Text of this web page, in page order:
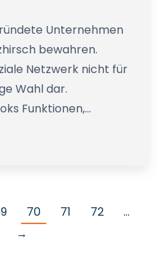
Unternehmen
bewahren.
Netzwerk nicht für
Wahl dar.
Funktionen,…
70 71 72
…
→